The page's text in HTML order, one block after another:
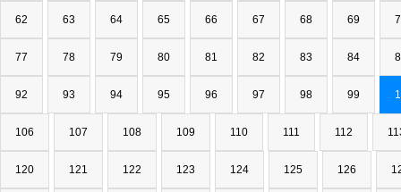
62 63 64 65 66 67 68 69
77 78 79 80 81 82 83 84
92 93 94 95 96 97 98 99
106 107 108 109 110 111 112
120 121 122 123 124 125 126